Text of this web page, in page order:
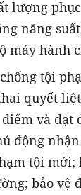
lượng
năng
máy hành
tội
quyết
và đạt
động
tội mới;
bảo vệ